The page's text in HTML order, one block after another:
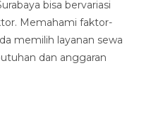
bisa bervariasi
Memahami faktor-
memilih layanan sewa
dan anggaran